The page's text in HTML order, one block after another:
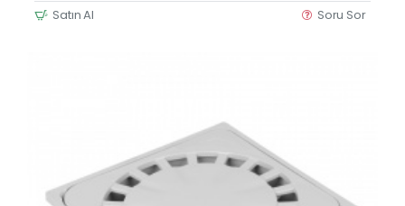
Satın Al Soru Sor